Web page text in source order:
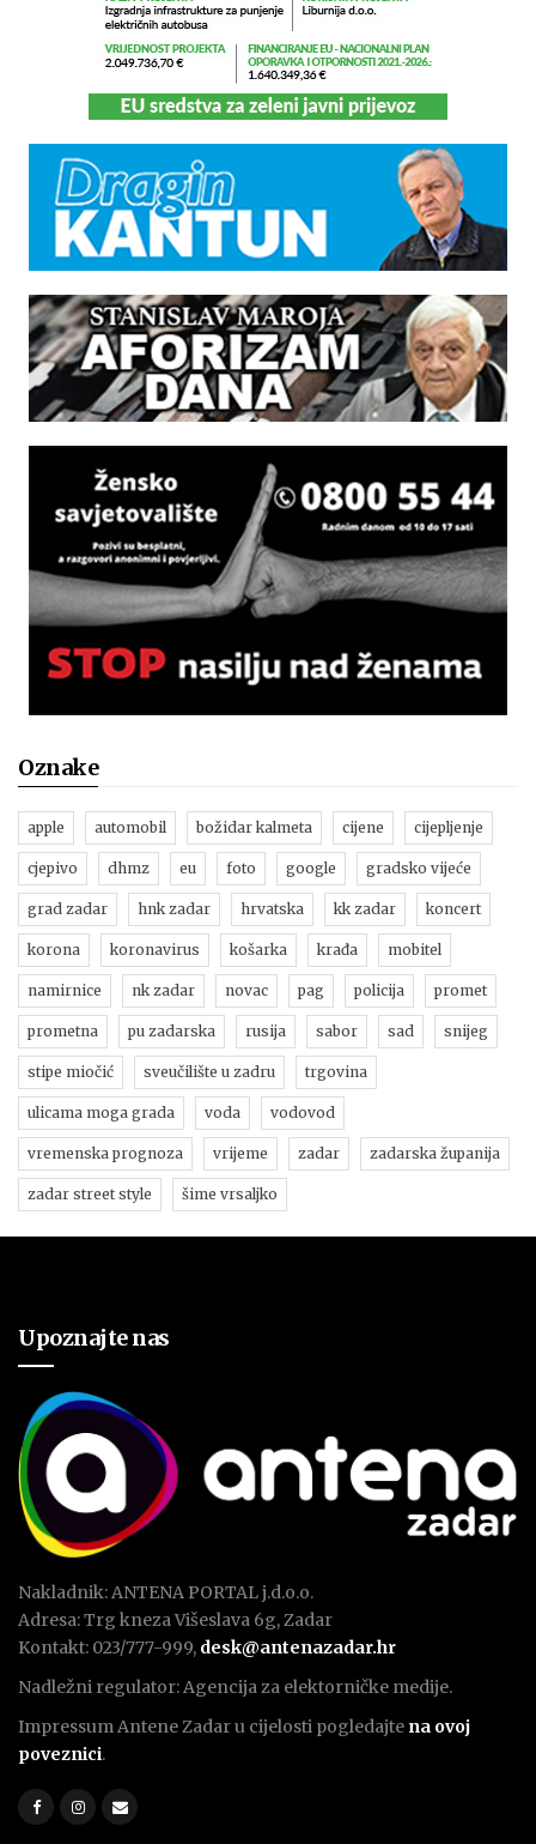
Oznake
apple automobil božidar kalmeta cijene cijepljenje
cjepivo dhmz eu foto google gradsko vijeće
grad zadar hnk zadar hrvatska kk zadar koncert
korona koronavirus košarka krađa mobitel
namirnice nk zadar novac pag policija promet
prometna pu zadarska rusija sabor sad snijeg
stipe miočić sveučilište u zadru trgovina
ulicama moga grada voda vodovod
vremenska prognoza vrijeme zadar zadarska županija
zadar street style šime vrsaljko
Upoznajte nas
Nakladnik: ANTENA PORTAL j.d.o.o.
Adresa: Trg kneza Višeslava 6g, Zadar
Kontakt: 023/777-999, desk@antenazadar.hr
Nadležni regulator: Agencija za elektorničke medije.
Impressum Antene Zadar u cijelosti pogledajte na ovoj
poveznici.